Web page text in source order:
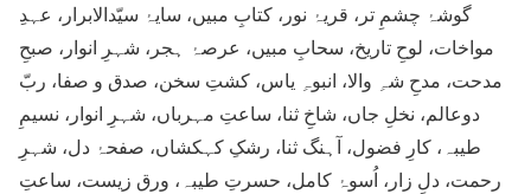
گوشۂ چشمِ تر، قریۂ نور، کتابِ مبیں، سایۂ سیّدالابرار، عہدِ
مواخات، لوحِ تاریخ، سحابِ مبیں، عرصۂ ہجر، شہرِ انوار، صبحِ
مدحت، مدحِ شہِ والا، انبوہِ یاس، کشتِ سخن، صدق و صفا، ربّ
دوعالم، نخلِ جاں، شاخِ ثنا، ساعتِ مہرباں، شہرِ انوار، نسیمِ
طیبہ، کارِ فضول، آہنگ ثنا، رشکِ کہکشاں، صفحۂ دل، شہرِ
رحمت، دلِ زار، اُسوۂ کامل، حسرتِ طیبہ، ورق زیست، ساعتِ